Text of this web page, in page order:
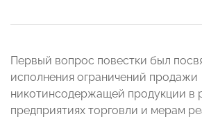
Первый вопрос повестки был
исполнения ограничений продажи
никотинсодержащей продукции в
предприятиях торговли и мерам